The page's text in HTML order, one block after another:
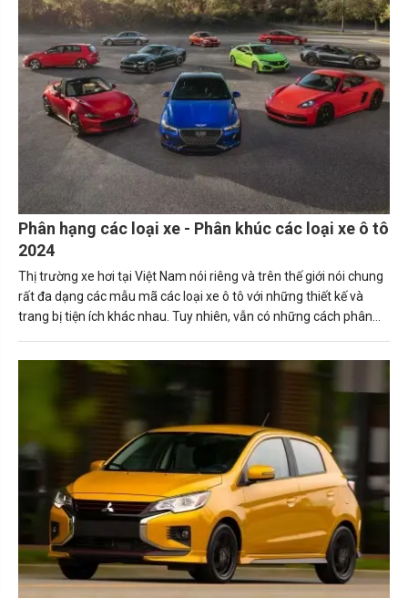
Phân hạng các loại xe - Phân khúc các loại xe ô tô
2024
Thị trường xe hơi tại Việt Nam nói riêng và trên thế giới nói chung
rất đa dạng các mẫu mã các loại xe ô tô với những thiết kế và
trang bị tiện ích khác nhau. Tuy nhiên, vẫn có những cách phân
dụng cá nhân hay gia đình hay tổ chức của mình hay không.